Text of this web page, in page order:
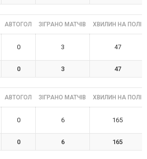
АВТОГОЛ ЗІГРАНО МАТЧІВ ХВИЛИН НА ПОЛІ
0 3 47
0 3 47
АВТОГОЛ ЗІГРАНО МАТЧІВ ХВИЛИН НА ПОЛІ
0 6 165
0 6 165